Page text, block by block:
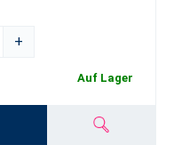
+
Auf Lager